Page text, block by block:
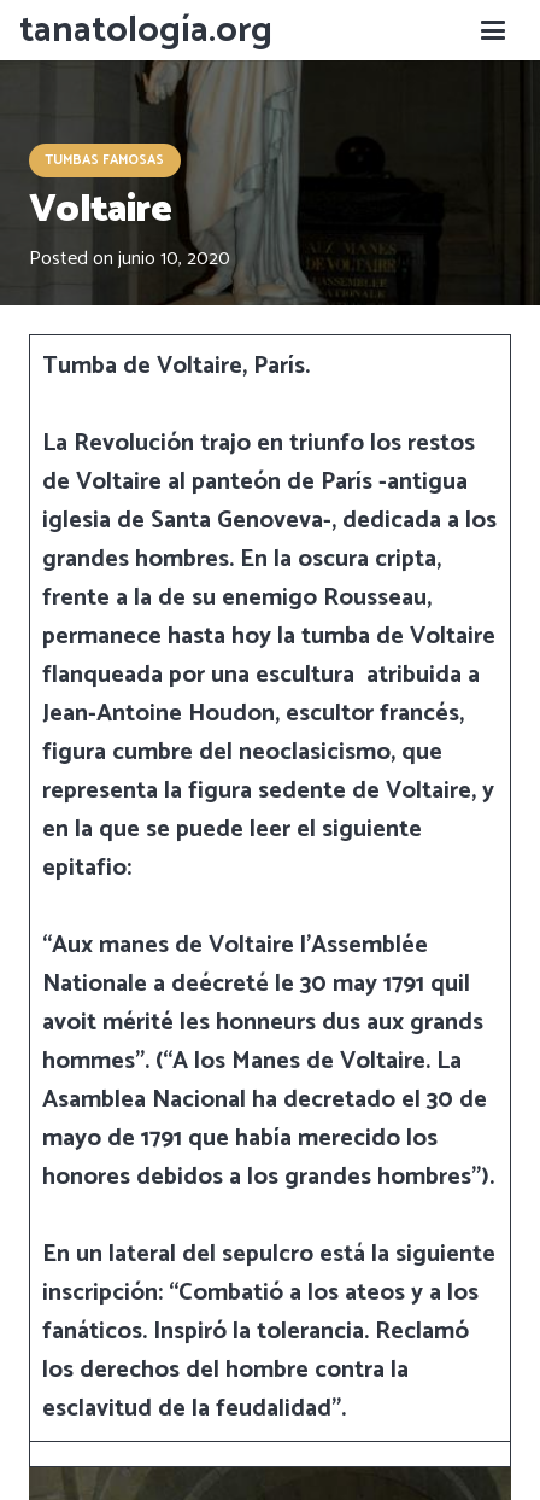
tanatología.org
TUMBAS FAMOSAS
Voltaire
Posted onjunio 10, 2020
Tumba de Voltaire, París.
La Revolución trajo en triunfo los restos
de Voltaire al panteón de París -antigua
iglesia de Santa Genoveva-, dedicada a los
grandes hombres. En la oscura cripta,
frente a la de su enemigo Rousseau,
permanece hasta hoy la tumba de Voltaire
flanqueada por una escultura atribuida a
Jean-Antoine Houdon, escultor francés,
figura cumbre del neoclasicismo, que
representa la figura sedente de Voltaire, y
en la que se puede leer el siguiente
epitafio:
“Aux manes de Voltaire l’Assemblée
Nationale a deécreté le 30 may 1791 quil
avoit mérité les honneurs dus aux grands
hommes”.(“A los Manes de Voltaire. La
Asamblea Nacional ha decretado el 30 de
mayo de 1791 que había merecido los
honores debidos a los grandes hombres”).
En un lateral del sepulcro está la siguiente
inscripción: “Combatió a los ateos y a los
fanáticos. Inspiró la tolerancia. Reclamó
los derechos del hombre contra la
esclavitud de la feudalidad”.